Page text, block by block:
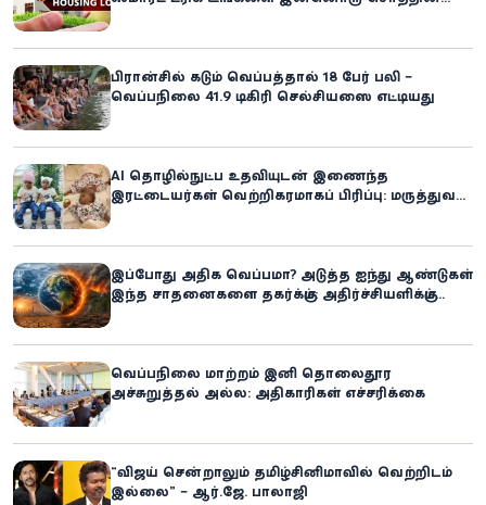
பிரான்சில் கடும் வெப்பத்தால் 18 பேர் பலி –
வெப்பநிலை 41.9 டிகிரி செல்சியஸை எட்டியது
AI தொழில்நுட்ப உதவியுடன் இணைந்த
இரட்டையர்கள் வெற்றிகரமாகப் பிரிப்பு: மருத்துவ
இப்போது அதிக வெப்பமா? அடுத்த ஐந்து ஆண்டுகள்
இந்த சாதனைகளை தகர்க்கும்: அதிர்ச்சியளிக்கும்
வெப்பநிலை மாற்றம் இனி தொலைதூர
அச்சுறுத்தல் அல்ல: அதிகாரிகள் எச்சரிக்கை
“விஜய் சென்றாலும் தமிழ்சினிமாவில் வெற்றிடம்
இல்லை” – ஆர்.ஜே. பாலாஜி